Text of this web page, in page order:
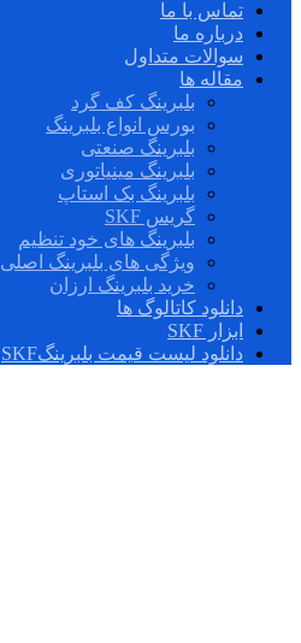
تماس با ما
درباره ما
سوالات متداول
مقاله ها
بلبرینگ کف گرد
بورس انواع بلبرینگ
بلبرینگ صنعتی
بلبرینگ مینیاتوری
بلبرینگ بک استاپ
گریس SKF
بلبرینگ های خود تنظیم
ویژگی های بلبرینگ اصلی
خرید بلبرینگ ارزان
دانلود کاتالوگ ها
ابزار SKF
دانلود لیست قیمت بلبرینگSKF